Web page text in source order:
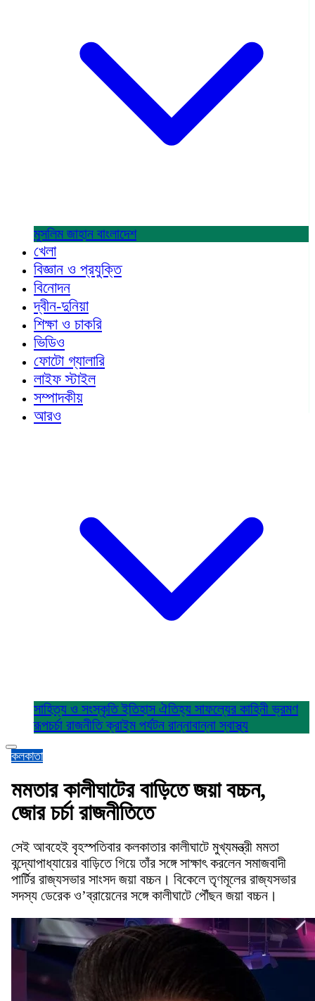
মুসলিম জাহান বাংলাদেশ
খেলা
বিজ্ঞান ও প্রযুক্তি
বিনোদন
দ্বীন-দুনিয়া
শিক্ষা ও চাকরি
ভিডিও
ফোটো গ্যালারি
লাইফ স্টাইল
সম্পাদকীয়
আরও
সাহিত্য ও সংস্কৃতিইতিহাস ঐতিহ্য সাফল্যের কাহিনীভ্রমণ
রূপচর্চা রাজনীতিক্রাইম পর্যটন রান্নাবান্নাস্বাস্থ্য
কলকাতা
মমতার কালীঘাটের বাড়িতে জয়া বচ্চন,
জোর চর্চা রাজনীতিতে
সেই আবহেই বৃহস্পতিবার কলকাতার কালীঘাটে মুখ্যমন্ত্রী মমতা
বন্দ্যোপাধ্যায়ের বাড়িতে গিয়ে তাঁর সঙ্গে সাক্ষাৎ করলেন সমাজবাদী
পার্টির রাজ্যসভার সাংসদ জয়া বচ্চন। বিকেলে তৃণমূলের রাজ্যসভার
সদস্য ডেরেক ও’ব্রায়েনের সঙ্গে কালীঘাটে পৌঁছন জয়া বচ্চন।